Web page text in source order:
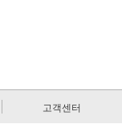
고객센터